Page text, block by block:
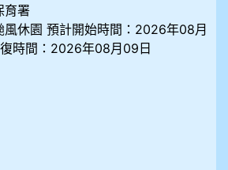
育署
風休園 預計開始時間：2026年08月
時間：2026年08月09日